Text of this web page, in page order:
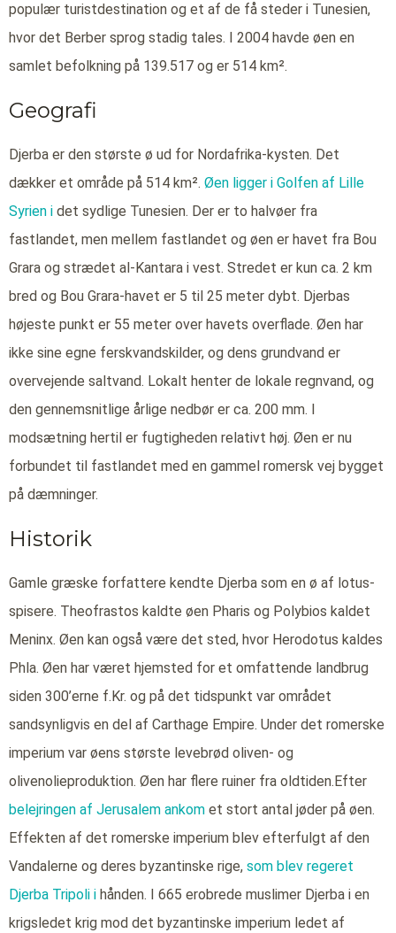
populær turistdestination og et af de få steder i Tunesien,
hvor det Berber sprog stadig tales. I 2004 havde øen en
samlet befolkning på 139.517 og er 514 km².
Geografi
Djerba er den største ø ud for Nordafrika-kysten. Det
dækker et område på 514 km². Øen ligger i Golfen af Lille
Syrien i det sydlige Tunesien. Der er to halvøer fra
fastlandet, men mellem fastlandet og øen er havet fra Bou
Grara og strædet al-Kantara i vest. Stredet er kun ca. 2 km
bred og Bou Grara-havet er 5 til 25 meter dybt. Djerbas
højeste punkt er 55 meter over havets overflade. Øen har
ikke sine egne ferskvandskilder, og dens grundvand er
overvejende saltvand. Lokalt henter de lokale regnvand, og
den gennemsnitlige årlige nedbør er ca. 200 mm. I
modsætning hertil er fugtigheden relativt høj. Øen er nu
forbundet til fastlandet med en gammel romersk vej bygget
på dæmninger.
Historik
Gamle græske forfattere kendte Djerba som en ø af lotus-
spisere. Theofrastos kaldte øen Pharis og Polybios kaldet
Meninx. Øen kan også være det sted, hvor Herodotus kaldes
Phla. Øen har været hjemsted for et omfattende landbrug
siden 300’erne f.Kr. og på det tidspunkt var området
sandsynligvis en del af Carthage Empire. Under det romerske
imperium var øens største levebrød oliven- og
olivenolieproduktion. Øen har flere ruiner fra oldtiden.Efter
belejringen af Jerusalem ankom et stort antal jøder på øen.
Effekten af det romerske imperium blev efterfulgt af den
Vandalerne og deres byzantinske rige, som blev regeret
Djerba Tripoli i hånden. I 665 erobrede muslimer Djerba i en
krigsledet krig mod det byzantinske imperium ledet af